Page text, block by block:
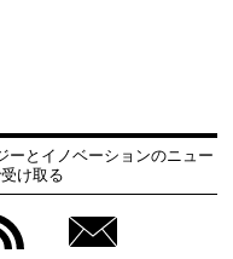
ーとイノベーションのニュー
け取る